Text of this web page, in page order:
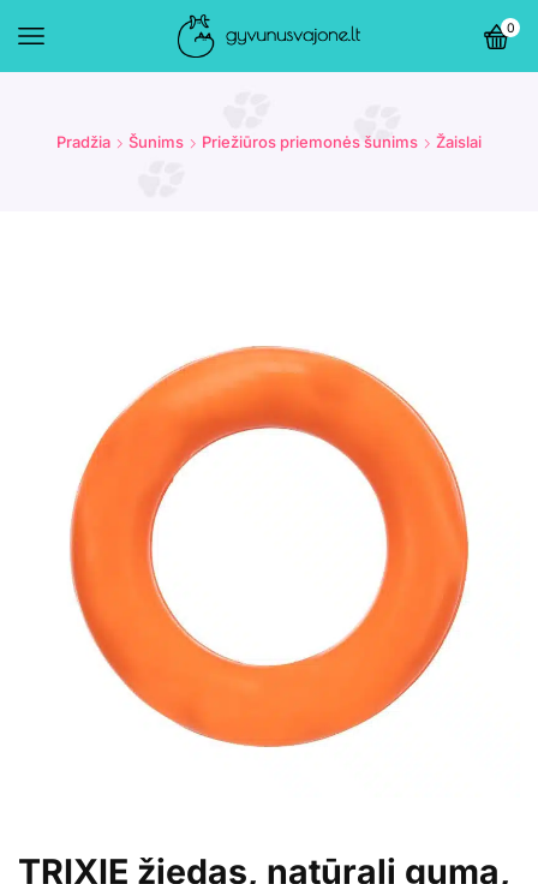
0
Pradžia Šunims Priežiūros priemonės šunims Žaislai
TRIXIE žiedas, natūrali guma,